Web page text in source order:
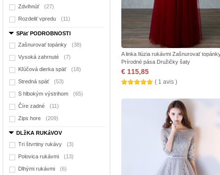
Zdvihnúť (27)
Rozdeliť vpredu (11)
SPäť PODROBNOSTI
Zašnurovať topánky
(38)
Vysoká zahrnuté (7)
Kľúčová dierka späť (18)
Stredná späť (53)
S hlbokým výstrihom (65)
Číre zadné (11)
Zips hore (209)
DLžKA RUKáVOV
Tri štvrtiny rukávy
(3)
Polovica rukávmi (13)
Dlhými rukávmi (6)
A linka Ilúzia rukávmi Zašnurovať
Prírodné pása Družičky šaty
€ 115,85
( 1 avis )